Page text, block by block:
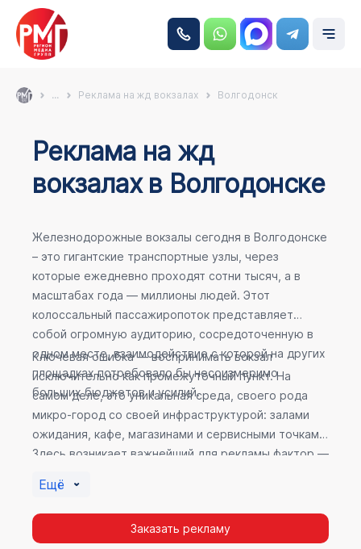
... Реклама на жд вокзалах Волгодонск
Реклама на жд
вокзалах в Волгодонске
Железнодорожные вокзалы сегодня в Волгодонске
– это гигантские транспортные узлы, через
которые ежедневно проходят сотни тысяч, а в
масштабах года — миллионы людей. Этот
колоссальный пассажиропоток представляет
собой огромную аудиторию, сосредоточенную в
одном месте, взаимодействие с которой на других
площадках потребовало бы несоизмеримо
больших бюджетов и усилий.
Ключевая ошибка — воспринимать вокзал
исключительно как промежуточный пункт. На
самом деле, это уникальная среда, своего рода
микро-город со своей инфраструктурой: залами
ожидания, кафе, магазинами и сервисными точками.
Здесь возникает важнейший для рекламы фактор —
пассажир максимально открыт для информации, а
его внимание не так рассеяно, как при беглом
просмотре постов в соцсетях.
Ещё
Заказать рекламу